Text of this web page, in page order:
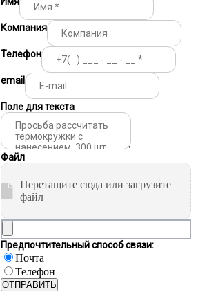
Компания
Телефон
email
Поле для текста
Файл
Перетащите сюда или загрузите
файл
Предпочтительный способ связи:
Почта
Телефон
ОТПРАВИТЬ